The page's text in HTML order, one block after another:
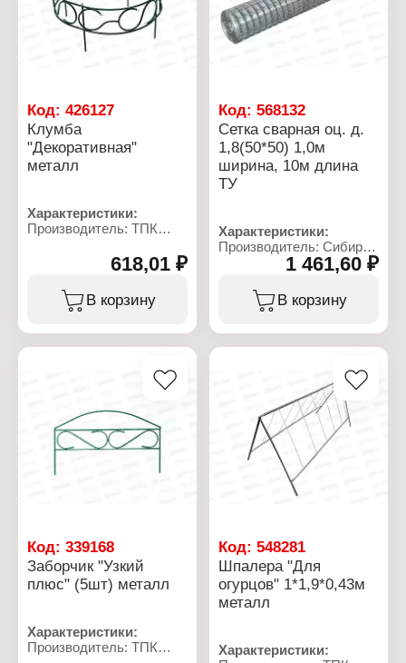
Код: 426127
Клумба
"Декоративная"
металл
Характеристики:
Производитель: ТПК
Тип товара: Ограждение
декоративное
Модель: "Декоративная"
Вариация: клумба
Диаметр: 70 см
Материал: металл
Диаметр трубы: 10 мм
порошковое
окрашивание
618,01 ₽
В корзину
Код:568132
Сетка сварная оц. д.
1,8(50*50) 1,0м
ширина, 10м длина
ТУ
Характеристики:
Производитель: Сибирь
садовая
Конструкция: сварная
Стандарт: ТУ
Материал: сталь
Покрытие: оцинкованная
1 461,60 ₽
В корзину
Код: 339168
Заборчик "Узкий
плюс" (5шт) металл
Характеристики:
Производитель: ТПК
Код:548281
Шпалера "Для
огурцов" 1*1,9*0,43м
металл
Характеристики: